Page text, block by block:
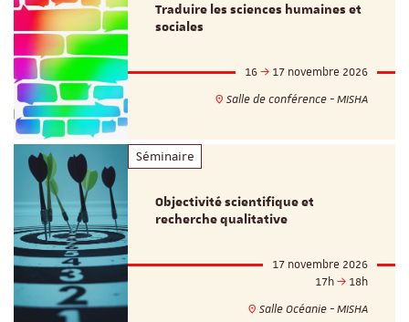
Traduire les sciences humaines et
sociales
16
17 novembre 2026
Salle de conférence - MISHA
Séminaire
Objectivité scientifique et
recherche qualitative
17 novembre 2026
17h
18h
Salle Océanie - MISHA